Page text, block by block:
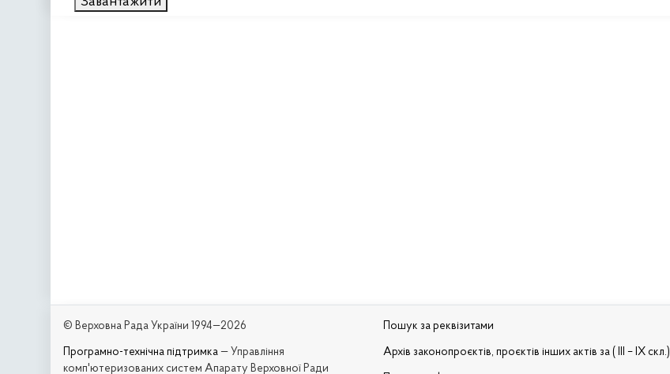
© Верховна Рада України 1994—2026
Програмно-технічна підтримка — Управління
комп'ютеризованих систем Апарату Верховної Ради
Пошук за реквізитами
Архів законопроєктів, проєктів інших актів за ( III – IX скл.)